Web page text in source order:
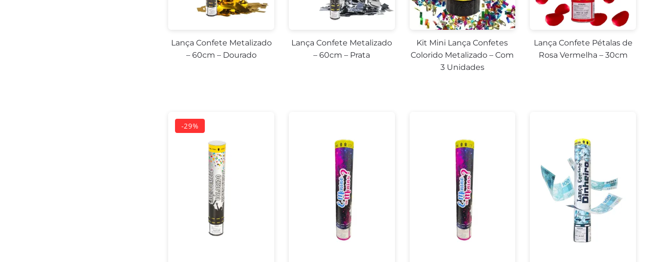
Lança Confete Metalizado
– 60cm – Dourado
Lança Confete Metalizado
– 60cm – Prata
Kit Mini Lança Confetes
Colorido Metalizado – Com
3 Unidades
Lança Confete Pétalas de
Rosa Vermelha – 30cm